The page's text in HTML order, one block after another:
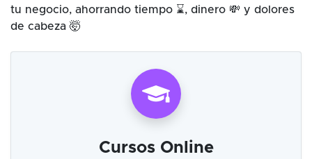
tu negocio, ahorrando tiempo ⌛, dinero 💸 y dolores
de cabeza 🤯
Cursos Online